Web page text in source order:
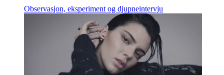
Observasjon, eksperiment og djupneintervju